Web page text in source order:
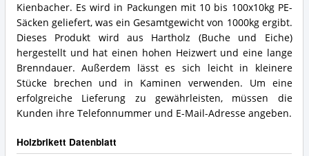
Kienbacher. Es wird in Packungen mit 10 bis 100x10kg PE-
Säcken geliefert, was ein Gesamtgewicht von 1000kg ergibt.
Dieses Produkt wird aus Hartholz (Buche und Eiche)
hergestellt und hat einen hohen Heizwert und eine lange
Brenndauer. Außerdem lässt es sich leicht in kleinere
Stücke brechen und in Kaminen verwenden. Um eine
erfolgreiche Lieferung zu gewährleisten, müssen die
Kunden ihre Telefonnummer und E-Mail-Adresse angeben.
Holzbrikett Datenblatt